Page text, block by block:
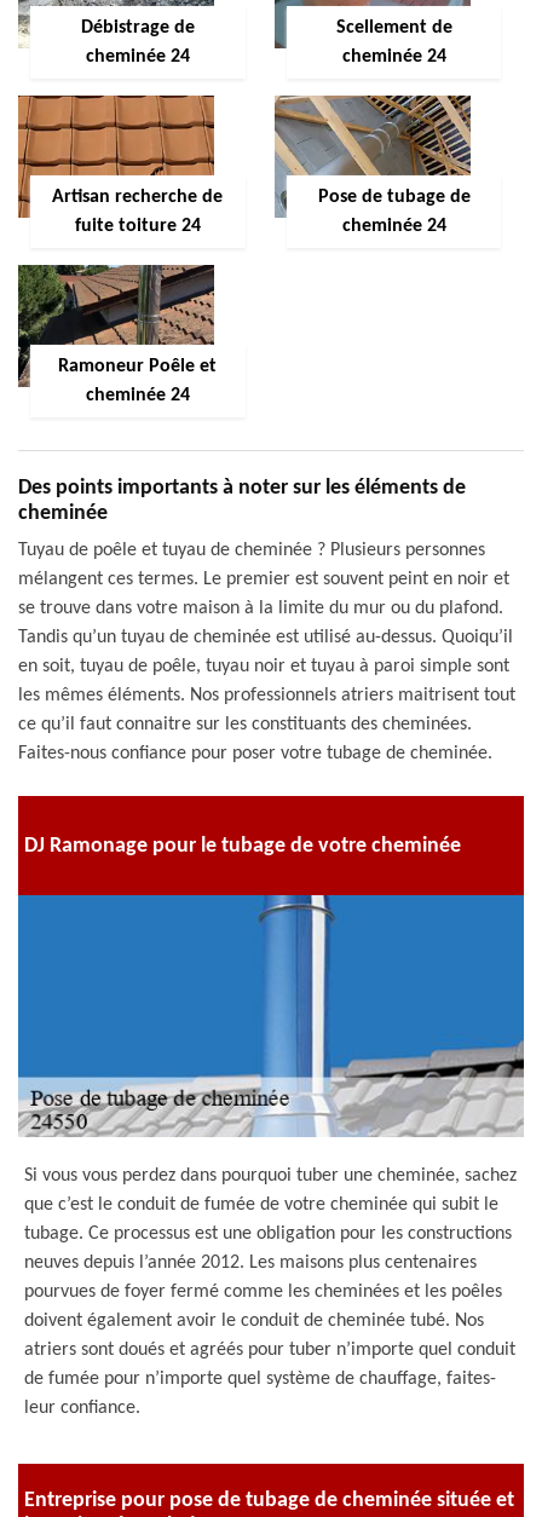
Débistrage de
cheminée 24
Scellement de
cheminée 24
Artisan recherche de
fuite toiture 24
Pose de tubage de
cheminée 24
Ramoneur Poêle et
cheminée 24
Des points importants à noter sur les éléments de
cheminée
Tuyau de poêle et tuyau de cheminée ? Plusieurs personnes
mélangent ces termes. Le premier est souvent peint en noir et
se trouve dans votre maison à la limite du mur ou du plafond.
Tandis qu’un tuyau de cheminée est utilisé au-dessus. Quoiqu’il
en soit, tuyau de poêle, tuyau noir et tuyau à paroi simple sont
les mêmes éléments. Nos professionnels atriers maitrisent tout
ce qu’il faut connaitre sur les constituants des cheminées.
Faites-nous confiance pour poser votre tubage de cheminée.
DJ Ramonage pour le tubage de votre cheminée
Si vous vous perdez dans pourquoi tuber une cheminée, sachez
que c’est le conduit de fumée de votre cheminée qui subit le
tubage. Ce processus est une obligation pour les constructions
neuves depuis l’année 2012. Les maisons plus centenaires
pourvues de foyer fermé comme les cheminées et les poêles
doivent également avoir le conduit de cheminée tubé. Nos
atriers sont doués et agréés pour tuber n’importe quel conduit
de fumée pour n’importe quel système de chauffage, faites-
leur confiance.
Entreprise pour pose de tubage de cheminée située et